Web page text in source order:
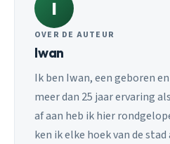
I
OVER DE AUTEUR
Iwan
Ik ben Iwan, een geboren
meer dan 25 jaar ervaring
af aan heb ik hier
ken ik elke hoek van de